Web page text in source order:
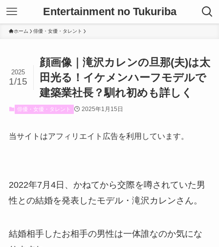
Entertainment no Tukuriba
ホーム 俳優・女優・タレント
顔画像｜滝沢カレンの旦那(夫)は太
田光る！イケメンハーフモデルで
建築業社長？馴れ初めも詳しく
2025
1/15
俳優・女優・タレント 2025年1月15日
当サイトはアフィリエイト広告を利用しています。
2022年7月4日、かねてから交際を噂されていた男
性との結婚を発表したモデル・滝沢カレンさん。
結婚相手したお相手の男性は一体誰なのか気にな